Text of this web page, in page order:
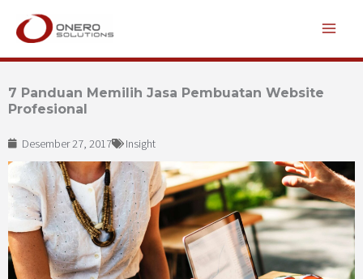
Lewati
7 Panduan Memilih Jasa Pembuatan Website
Profesional
Desember 27, 2017 Insight